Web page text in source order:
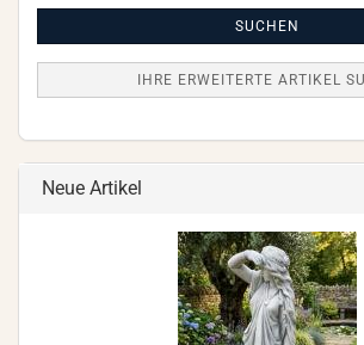
SUCHEN
IHRE ERWEITERTE ARTIKEL
Neue Artikel